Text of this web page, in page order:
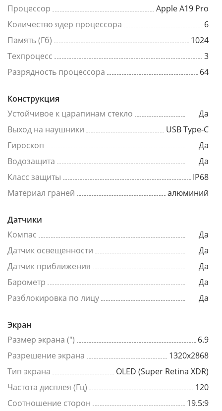
Процессор
Apple A19 Pro
Количество ядер процессора
6
Память (Гб)
1024
Техпроцесс
3
Разрядность процессора
64
Конструкция
Устойчивое к царапинам стекло
Да
Выход на наушники
USB Type-C
Гироскоп
Да
Водозащита
Да
Класс защиты
IP68
Материал граней
алюминий
Датчики
Компас
Да
Датчик освещенности
Да
Датчик приближения
Да
Барометр
Да
Разблокировка по лицу
Да
Экран
Размер экрана (")
6.9
Разрешение экрана
1320x2868
Тип экрана
OLED (Super Retina XDR)
Частота дисплея (Гц)
120
Соотношение сторон
19.5:9